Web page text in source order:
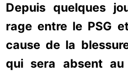
Depuis quelques
rage entre le PSG
cause de la
qui sera absent